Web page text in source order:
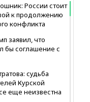
России стоит
к продолжению
конфликта
заявил, что
бы соглашение с
судьба
Курской
еще неизвестна